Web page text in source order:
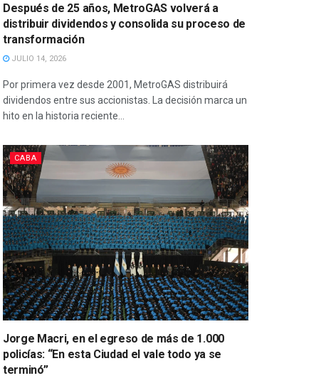
Después de 25 años, MetroGAS volverá a
distribuir dividendos y consolida su proceso de
transformación
JULIO 14, 2026
Por primera vez desde 2001, MetroGAS distribuirá
dividendos entre sus accionistas. La decisión marca un
hito en la historia reciente...
CABA
Jorge Macri, en el egreso de más de 1.000
policías: “En esta Ciudad el vale todo ya se
terminó”